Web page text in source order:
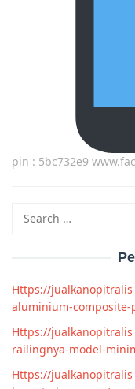
pin : 5bc732e9
for:
Https://
aluminium-composite-
Https://
railingnya-model-
Https://